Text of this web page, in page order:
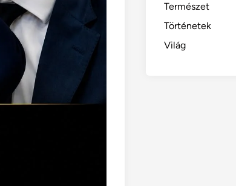
Természet
Történetek
Világ